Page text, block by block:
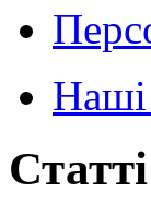
Статті